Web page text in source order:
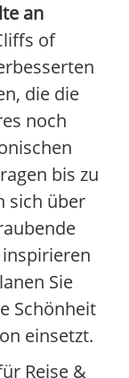
an
of
die die
noch
bis zu
sich über
Sie
Schönheit
einsetzt.
Reise &